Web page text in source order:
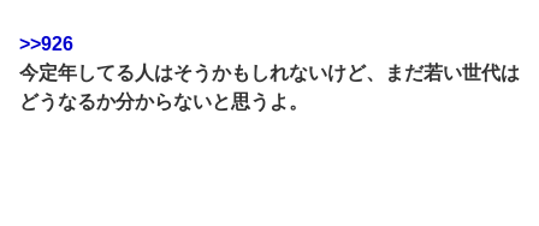
>>926
今定年してる人はそうかもしれないけど、まだ若い世代は
どうなるか分からないと思うよ。